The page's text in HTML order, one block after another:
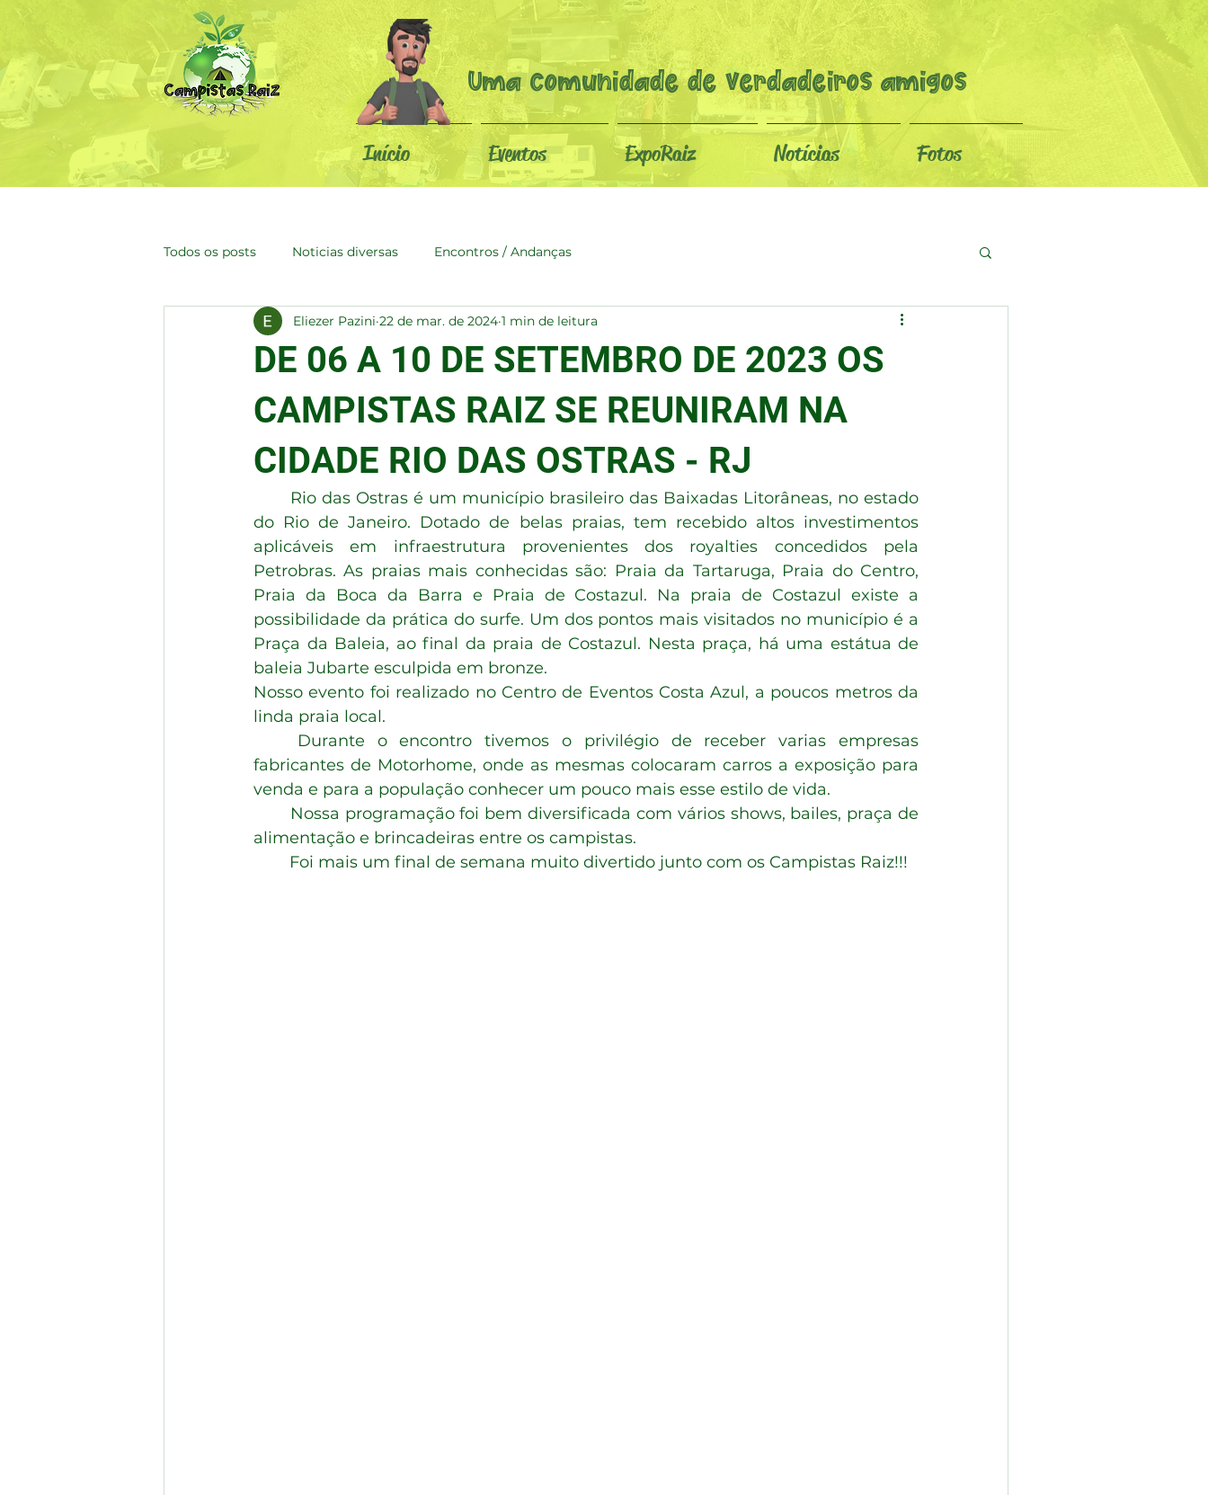
Uma comunidade de verdadeiros amigos
Início Eventos ExpoRaiz Notícias Fotos
Todos os posts Noticias diversas Encontros / Andanças
DE 06 A 10 DE SETEMBRO DE 2023 OS
CAMPISTAS RAIZ SE REUNIRAM NA
CIDADE RIO DAS OSTRAS - RJ
Eliezer Pazini 22 de mar. de 2024 1 min de leitura
do Rio de Janeiro. Dotado de belas praias, tem recebido altos investimentos
aplicáveis em infraestrutura provenientes dos royalties concedidos pela
Petrobras. As praias mais conhecidas são: Praia da Tartaruga, Praia do Centro,
Praia da Boca da Barra e Praia de Costazul. Na praia de Costazul existe a
possibilidade da prática do surfe. Um dos pontos mais visitados no município é a
Praça da Baleia, ao final da praia de Costazul. Nesta praça, há uma estátua de
baleia Jubarte esculpida em bronze.
Nosso evento foi realizado no Centro de Eventos Costa Azul, a poucos metros da
linda praia local.
fabricantes de Motorhome, onde as mesmas colocaram carros a exposição para
venda e para a população conhecer um pouco mais esse estilo de vida.
alimentação e brincadeiras entre os campistas.
	Foi mais um final de semana muito divertido junto com os Campistas Raiz!!!